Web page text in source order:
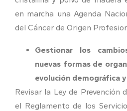
en marcha una Agenda
del Cáncer de Origen
Gestionar los
nuevas formas de
evolución demográfica
Revisar la Ley de Prevención
el Reglamento de los